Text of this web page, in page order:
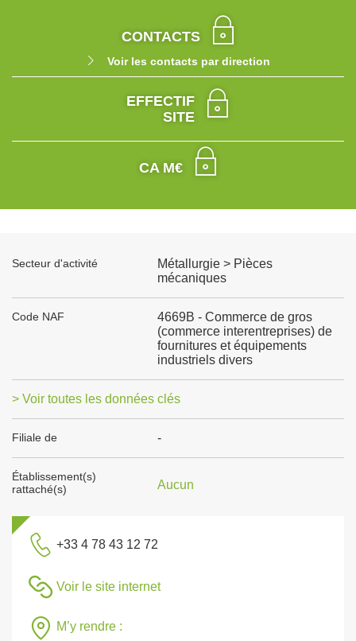
CONTACTS
Voir les contacts par direction
EFFECTIF
SITE
CA M€
Secteur d'activité
Métallurgie > Pièces
mécaniques
Code NAF
4669B - Commerce de gros
(commerce interentreprises) de
fournitures et équipements
industriels divers
> Voir toutes les données clés
Filiale de -
Établissement(s)
rattaché(s)
Aucun
+33 4 78 43 12 72
Voir le site internet
M’y rendre :